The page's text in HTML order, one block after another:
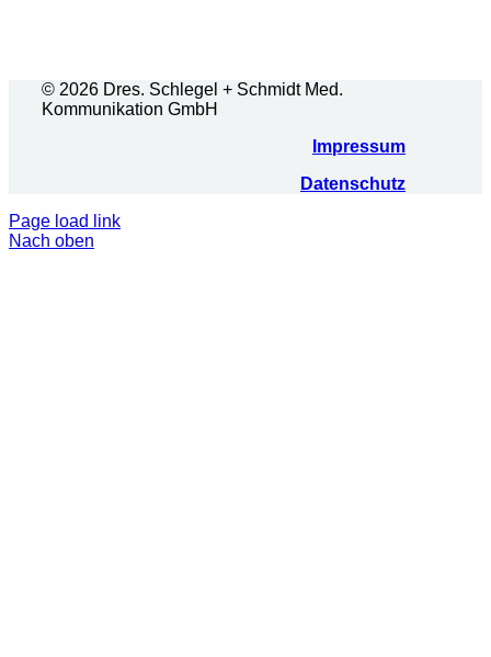
© 2026 Dres. Schlegel + Schmidt Med.
Kommunikation GmbH
Impressum
Datenschutz
Page load link
Nach oben